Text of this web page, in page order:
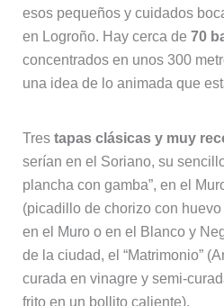
esos pequeños y cuidados
en Logroño. Hay cerca de 70
concentrados en unos 300
una idea de lo animada que
Tres tapas clásicas y muy
serían en el Soriano, su
plancha con gamba”, en el
(picadillo de chorizo con
en el Muro o en el Blanco y
de la ciudad, el “Matrimonio”
curada en vinagre y semi-
frito en un bollito caliente).